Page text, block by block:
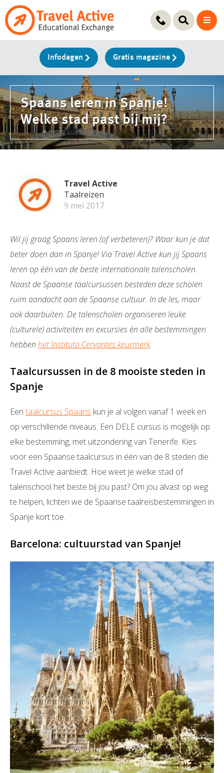
Ga
naar
Infodagen Gratis magazine
Spaans leren in Spanje!
Welke stad past bij mij?
Travel Active
Taalreizen
9 mei 2017
Wil jij graag Spaans leren (of verbeteren)? Waar kun je dat
beter doen dan in Spanje! Via Travel Active kun jij Spaans
leren op één van de beste internationale talenscholen.
Naast de Spaanse taalcursussen besteden deze scholen
ruim aandacht aan de Spaanse cultuur. In de les, maar
ook daarbuiten. De talenscholen organiseren leuke
(culturele) activiteiten en excursies én alle bestemmingen
hebben het Instituto Cervantes keurmerk.
Taalcursussen in de 8 mooiste steden in
Spanje
Een taalcursus Spaans kun je al volgen vanaf 1 week en
op verschillende niveaus. Een DELE cursus is mogelijk op
elke bestemming, met uitzondering van Tenerife. Kies
voor een Spaanse taalcursus in één van de 8 steden die
Travel Active aanbiedt. Hoe weet je welke stad of
talenschool het beste bij jou past? Om jou alvast op weg
te helpen, lichten we de Spaanse taalreisbestemmingen in
Spanje kort toe.
Barcelona: cultuurstad van Spanje!